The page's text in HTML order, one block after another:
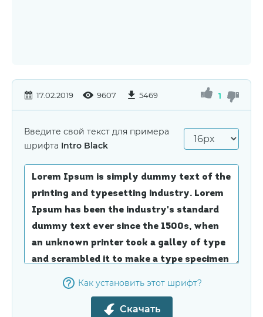
17.02.2019 9607 5469 1
Введите свой текст для примера
шрифта Intro Black
Как установить этот шрифт?
Скачать